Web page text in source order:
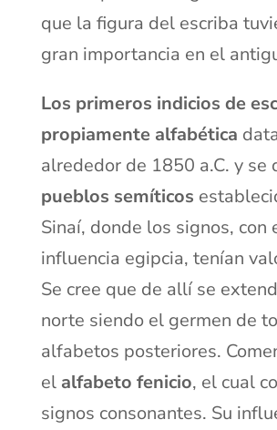
que la figura del escriba
gran importancia en el
Los primeros indicios de
propiamente alfabética
alrededor de 1850 a.C. y se
pueblos semíticos
Sinaí, donde los signos, con
influencia egipcia, tenían
Se cree que de allí se
norte siendo el germen de
alfabetos posteriores.
el alfabeto fenicio, el cual
signos consonantes. Su